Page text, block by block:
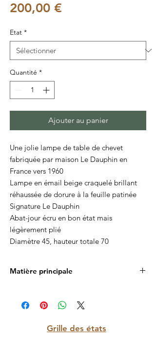
200,00 €
Etat *
Quantité *
Ajouter au panier
Une jolie lampe de table de chevet
fabriquée par maison Le Dauphin en
France vers 1960
Lampe en émail beige craquelé brillant
réhaussée de dorure à la feuille patinée
Signature Le Dauphin
Abat-jour écru en bon état mais
légèrement plié
Diamètre 45, hauteur totale 70
Matière principale
Grille des états